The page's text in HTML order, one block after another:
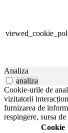
Analiza
analiza
Cookie-urile de
vizitatorii
furnizarea de
respingere, sursa
Cookie